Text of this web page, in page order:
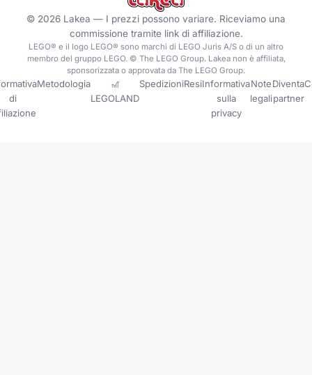
© 2026 Lakea — I prezzi possono variare. Riceviamo una
commissione tramite link di affiliazione.
LEGO® e il logo LEGO® sono marchi di LEGO Juris A/S o di un altro
membro del gruppo LEGO. © The LEGO Group. Lakea non è affiliata,
sponsorizzata o approvata da The LEGO Group.
di
Metodologia
🎢
LEGOLAND
SpedizioniResiInformativa
sulla
privacy
Note
legali
Diventa
partner